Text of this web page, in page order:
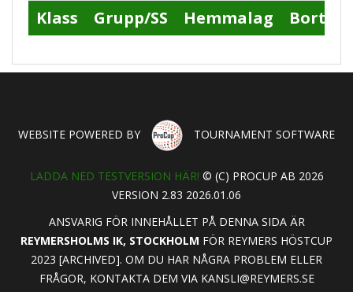
Klass Grupp/SS Hemmalag
WEBSITE POWERED BY TOURNAMENT SOFTWARE
LADDA NED TESTVERSION HÄR! © (C) PROCUP AB 2026
VERSION 2.83 2026.01.06
ANSVARIG FÖR INNEHÅLLET PÅ DENNA SIDA ÄR
REYMERSHOLMS IK, STOCKHOLM FÖR REYMERS HÖSTCUP
2023 [ARCHIVED]. OM DU HAR NÅGRA PROBLEM ELLER
FRÅGOR, KONTAKTA DEM VIA KANSLI@REYMERS.SE